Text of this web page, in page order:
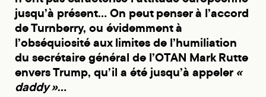
jusqu’à présent… On peut penser à l’accord
de Turnberry, ou évidemment à
l’obséquiosité aux limites de l’humiliation
du secrétaire général de l’OTAN Mark Rutte
envers Trump, qu’il a été jusqu’à appeler «
daddy »…